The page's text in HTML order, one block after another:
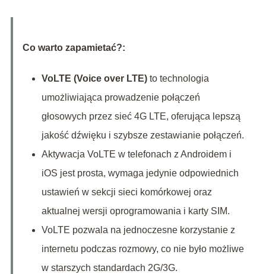
Co warto zapamietać?:
VoLTE (Voice over LTE)to technologia
umożliwiająca prowadzenie połączeń
głosowych przez sieć 4G LTE, oferująca lepszą
jakość dźwięku i szybsze zestawianie połączeń.
Aktywacja VoLTE w telefonach z Androidem i
iOS jest prosta, wymaga jedynie odpowiednich
ustawień w sekcji sieci komórkowej oraz
aktualnej wersji oprogramowania i karty SIM.
VoLTE pozwala na jednoczesne korzystanie z
internetu podczas rozmowy, co nie było możliwe
w starszych standardach 2G/3G.